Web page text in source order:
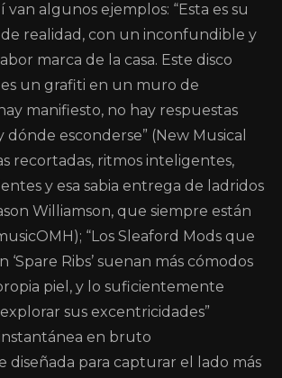
van algunos ejemplos: “Esta es su
de realidad, con un inconfundible y
marca de la casa. Este disco
un grafiti en un muro de
manifiesto, no hay respuestas
dónde esconderse” (New Musical
recortadas, ritmos inteligentes,
y esa sabia entrega de ladridos
Williamson, que siempre están
“Los Sleaford Mods que
‘Spare Ribs’ suenan más cómodos
piel, y lo suficientemente
sus excentricidades”
en bruto
diseñada para capturar el lado más